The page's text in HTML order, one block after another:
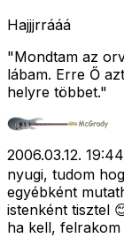
Hajjjrrááá
"Mondtam az
lábam. Erre Ő
helyre többet."
2006.03.12. 19:44
nyugi, tudom
egyébként
istenként tisztel
ha kell, felrakom